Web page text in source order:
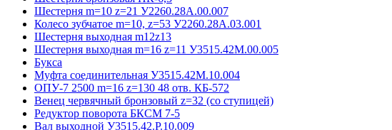
Шестерня m=10 z=21 У2260.28А.00.007
Колесо зубчатое m=10, z=53 У2260.28А.03.001
Шестерня выходная m12z13
Шестерня выходная m=16 z=11 У3515.42М.00.005
Букса
Муфта соединительная У3515.42М.10.004
ОПУ-7 2500 m=16 z=130 48 отв. КБ-572
Венец червячный бронзовый z=32 (со ступицей)
Редуктор поворота БКСМ 7-5
Вал выходной У3515.42.Р.10.009